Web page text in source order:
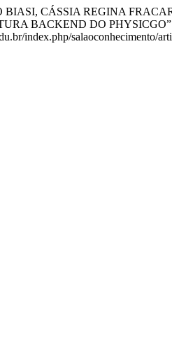
CÁSSIA REGINA
BACKEND DO
index.php/salaoconhecimento/